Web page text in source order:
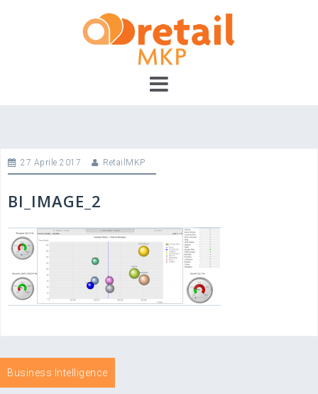
27 Aprile 2017 RetailMKP
BI_IMAGE_2
Navigazione
articoli
Business Intelligence